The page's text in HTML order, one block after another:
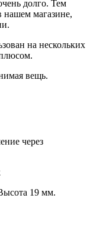
долго. Тем
нашем магазине,
на нескольких
вещь.
через
19 мм.